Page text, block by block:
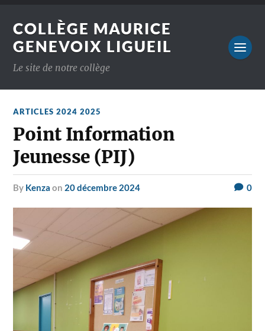
COLLÈGE MAURICE
GENEVOIX LIGUEIL
Le site de notre collège
ARTICLES 2024 2025
Point Information
Jeunesse (PIJ)
by Kenza on 20 décembre 2024 0